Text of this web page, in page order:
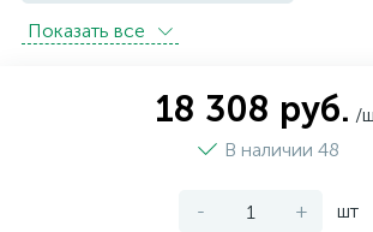
подвесные светильники Imperium Loft
подвесные светильники Lightstar
подвесные светильники Lumion
Показать всe
18 308 руб. /
В наличии 48
- + шт